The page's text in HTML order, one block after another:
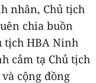
nhân, Chủ tịch
chia buồn
tịch HBA Ninh
cảm tạ Chủ tịch
cộng đồng